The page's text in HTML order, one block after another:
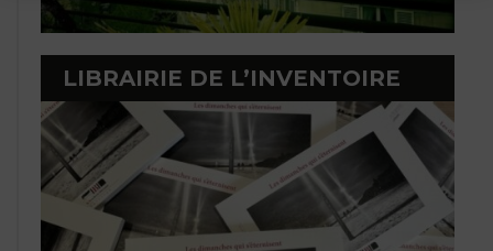
LIBRAIRIE DE L’INVENTOIRE